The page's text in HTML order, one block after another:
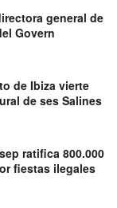
general de
Govern
de Ibiza vierte
de ses Salines
ratifica 800.000
fiestas ilegales